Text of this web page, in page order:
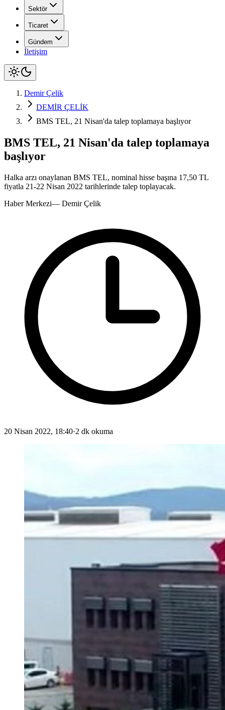
Sektör
Ticaret
Gündem
İletişim
Demir Çelik
DEMİR ÇELİK
BMS TEL, 21 Nisan'da talep toplamaya başlıyor
BMS TEL, 21 Nisan'da talep toplamaya
başlıyor
Halka arzı onaylanan BMS TEL, nominal hisse başına 17,50 TL
fiyatla 21-22 Nisan 2022 tarihlerinde talep toplayacak.
Haber Merkezi— Demir Çelik
20 Nisan 2022, 18:40·2 dk okuma